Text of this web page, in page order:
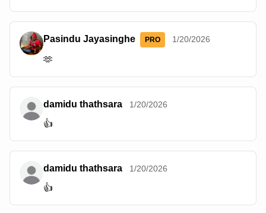
Pasindu Jayasinghe PRO 1/20/2026
🫶
damidu thathsara 1/20/2026
👍
damidu thathsara 1/20/2026
👍